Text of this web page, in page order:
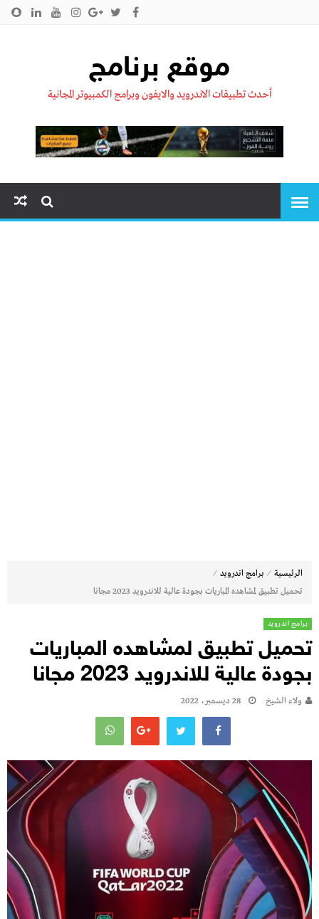
موقع برنامج
أحدث تطبيقات الاندرويد والايفون وبرامج الكمبيوتر المجانية
الرئيسية ⁄ برامج اندرويد ⁄
تحميل تطبيق لمشاهده المباريات بجودة عالية للاندرويد 2023 مجانا
برامج اندرويد
تحميل تطبيق لمشاهده المباريات
بجودة عالية للاندرويد 2023 مجانا
ولاء الشيخ 28 ديسمبر، 2022